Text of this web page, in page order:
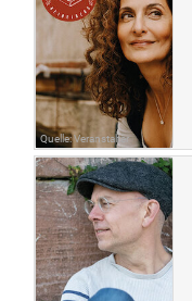
Quelle: Veranstalter